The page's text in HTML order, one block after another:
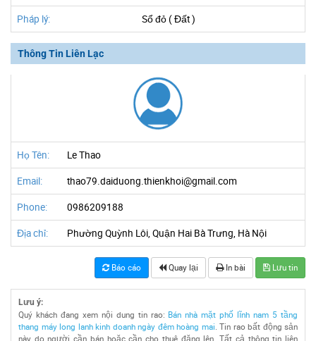
Pháp lý: Sổ đỏ ( Đất )
Thông Tin Liên Lạc
Họ Tên: Le Thao
Email: thao79.daiduong.thienkhoi@gmail.com
Phone: 0986209188
Địa chỉ: Phường Quỳnh Lôi, Quận Hai Bà Trưng, Hà Nội
Báo cáo Quay lại In bài Lưu tin
Lưu ý:
Quý khách đang xem nội dung tin rao: Bán nhà mặt phố lĩnh nam 5 tầng
thang máy long lanh kinh doanh ngày đêm hoàng mai. Tin rao bất động sản
này do người cần bán hoặc cần cho thuê đăng lên. Tất cả thông tin liên